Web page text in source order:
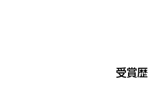
受賞歴